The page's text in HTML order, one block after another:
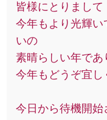
皆様にとりまして
今年もより光輝
いの
素晴らしい年で
今年もどうぞ宜し
今日から待機開始